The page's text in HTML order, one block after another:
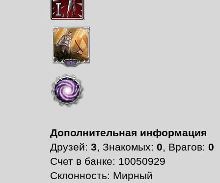
Дополнительная информация
Друзей: 3, Знакомых: 0, Врагов: 0
Счет в банке: 10050929
Склонность: Мирный